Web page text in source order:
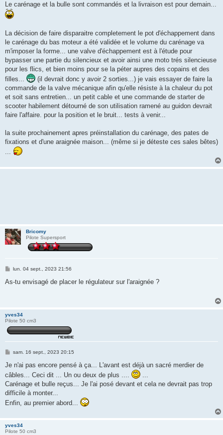
Le carénage et la bulle sont commandés et la livraison est pour demain...
La décision de faire disparaitre completement le pot d'échappement dans
le carénage du bas moteur a été validée et le volume du carénage va
m'imposer la forme... une valve d'échappement est à l'étude pour
bypasser une partie du silencieux et avoir ainsi une moto trés silencieuse
pour les flics, et bien moins pour se la péter aupres des copains et des
filles...
(il devrait donc y avoir 2 sorties...) je vais essayer de faire la
commande de la valve mécanique afin qu'elle résiste à la chaleur du pot
et soit sans entretien... un petit cable et une commande de starter de
scooter habilement détourné de son utilisation ramené au guidon devrait
faire l'affaire. pour la position et le bruit... tests à venir...
la suite prochainement apres préinstallation du carénage, des pates de
fixations et d'une araignée maison... (même si je déteste ces sales bêtes)
...
Bricomy
Pilote Supersport
M
s
lun. 04 sept., 2023 21:56
As-tu envisagé de placer le régulateur sur l'araignée ?
yves34
Pilote 50 cm3
M
s
a
e
sam. 16 sept., 2023 20:15
Je n'ai pas encore pensé à ça... L'avant est déjà un sacré merdier de
câbles... Ceci dit ... Un ou deux de plus ....
...
Carénage et bulle reçus... Je l'ai posé devant et cela ne devrait pas trop
difficile à monter...
Enfin, au premier abord...
yves34
Pilote 50 cm3